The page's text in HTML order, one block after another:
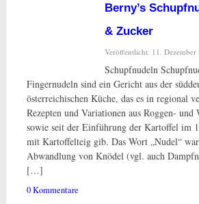
Berny’s
& Zucker
Veröffentlicht: 11. Dezember
Schupfnudeln
Fingernudeln sind ein Gericht aus der
österreichischen Küche, das es in regional
Rezepten und Variationen aus Roggen- und
sowie seit der Einführung der Kartoffel im
mit Kartoffelteig gib. Das Wort „Nudel“
Abwandlung von Knödel (vgl. auch
[…]
0 Kommentare